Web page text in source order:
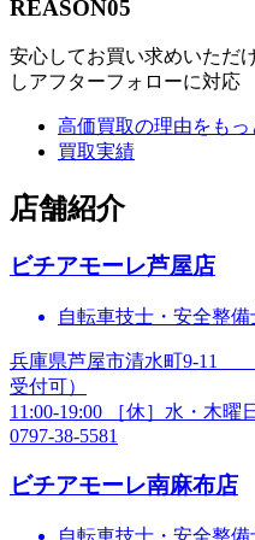
REASON05
安心してお買い求めいただ
しアフターフォローに対応
高価買取の理由をもっ
買取実績
店舗紹介
ビチアモーレ芦屋店
自転車技士・安全整
兵庫県芦屋市清水町9-
受付可）
11:00-19:00 ［休］水・木曜日
0797-38-5581
ビチアモーレ南麻布店
自転車技士・安全整